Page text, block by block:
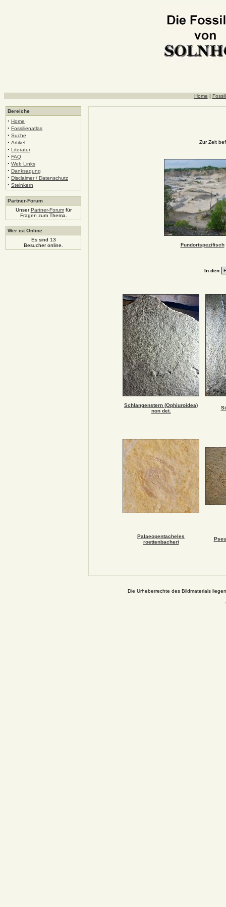
Home |
Bereiche
· Home
· Fossilienatlas
· Suche
· Artikel
· Literatur
· FAQ
· Web Links
· Danksagung
· Disclaimer / Datenschutz
· Steinkern
Partner-Forum
UnserPartner-Forumfür
Fragen zum Thema.
Wer ist Online
Es sind 13
Besucher online.
Zur Zeit
Fundortspezifisch
In den
Schlangenstern (Ophiuroidea)
non det.
Palaeopentacheles
roettenbacheri
Die Urheberrechte des Bildmaterials